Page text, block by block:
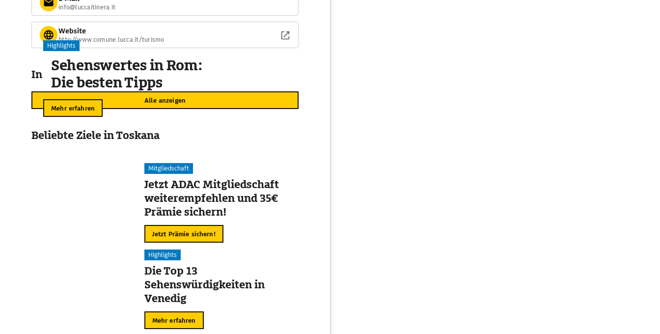
info@luccaitinera.it
Website
http://www.comune.lucca.it/turismo
In der Umgebung
Alle anzeigen
Highlights
Sehenswertes in Rom:
Die besten Tipps
Mehr erfahren
Beliebte Ziele in Toskana
Mitgliedschaft
Jetzt ADAC Mitgliedschaft
weiterempfehlen und 35€
Prämie sichern!
Jetzt Prämie sichern!
Highlights
Die Top 13
Sehenswürdigkeiten in
Venedig
Mehr erfahren